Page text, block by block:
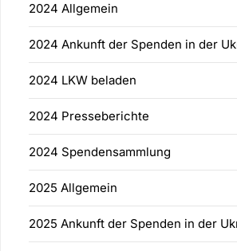
2024 Allgemein
2024 Ankunft der Spenden in der
2024 LKW beladen
2024 Presseberichte
2024 Spendensammlung
2025 Allgemein
2025 Ankunft der Spenden in der